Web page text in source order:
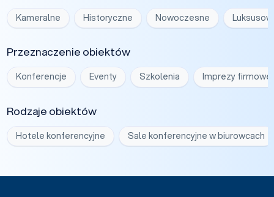
Kameralne Historyczne Nowoczesne
Przeznaczenie obiektów
Konferencje Eventy Szkolenia Imprezy firmowe
Rodzaje obiektów
Hotele konferencyjne Sale konferencyjne w biurowcach